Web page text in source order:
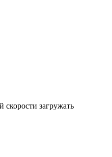
загружать